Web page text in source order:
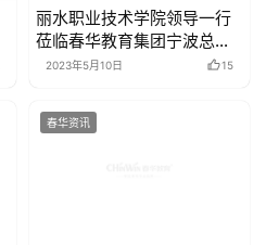
丽水职业技术学院领导一行
莅临春华教育集团宁波总部
调研考察
2023年5月10日 15
春华资讯